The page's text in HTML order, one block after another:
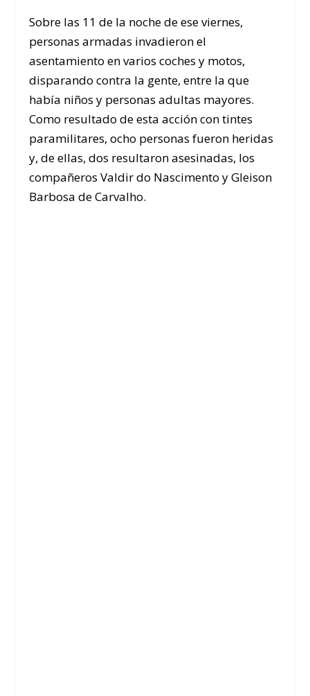
Sobre las 11 de la noche de ese viernes,
personas armadas invadieron el
asentamiento en varios coches y motos,
disparando contra la gente, entre la que
había niños y personas adultas mayores.
Como resultado de esta acción con tintes
paramilitares, ocho personas fueron heridas
y, de ellas, dos resultaron asesinadas, los
compañeros Valdir do Nascimento y Gleison
Barbosa de Carvalho.